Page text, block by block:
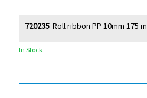
Roll ribbon PP 10mm 175
720235
In Stock